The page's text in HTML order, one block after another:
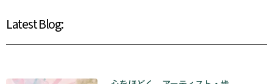
Latest Blog: